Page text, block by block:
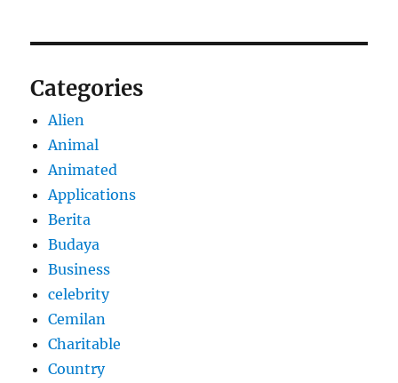
Categories
Alien
Animal
Animated
Applications
Berita
Budaya
Business
celebrity
Cemilan
Charitable
Country